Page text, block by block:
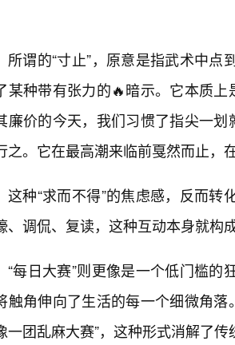
所谓的“寸止”，原意是指武术中
某种带有张力的🔥暗示。它本质
廉价的今天，我们习惯了指尖一
之。它在最高潮来临前戛然而止，
这种“求而不得”的焦虑感，反而
、调侃、复读，这种互动本身就构
“每日大赛”则更像是一个低门槛
触角伸向了生活的每一个细微角落
一团乱麻大赛”，这种形式消解了